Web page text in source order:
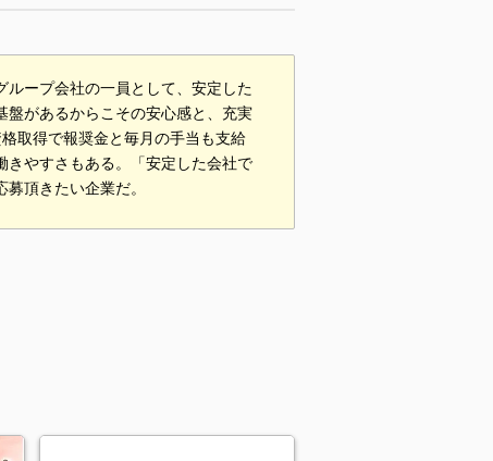
ープ会社の一員として、安定した
盤があるからこその安心感と、充実
取得で報奨金と毎月の手当も支給
きやすさもある。「安定した会社で
頂きたい企業だ。